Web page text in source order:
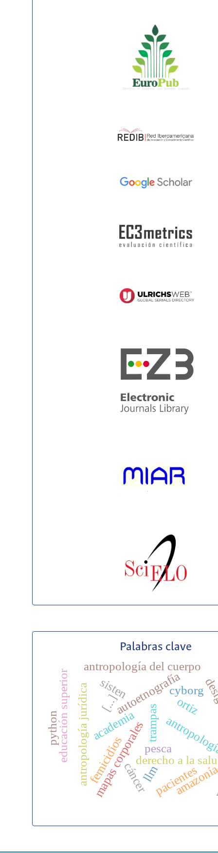
Palabras clave
[...]autoetnografía
academia
ortiz
mapas corporales
antropología del cuerpo
antropología jurídica cáncer
derecho a la
pacientes
sisten cyborg
educación superior
llm
pesca
trampas
femicidios
python